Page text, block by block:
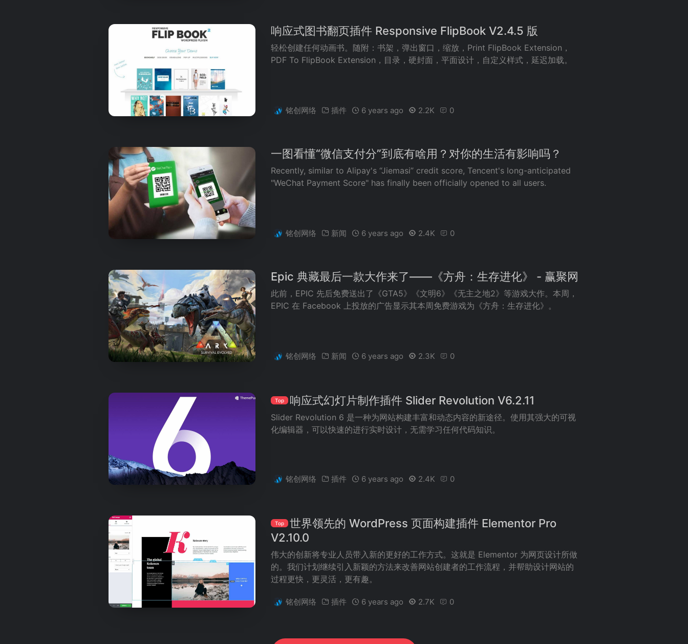
响应式图书翻页插件 Responsive FlipBook V2.4.5 版
铭创网络 插件 6 years ago 2.2K 0
轻松创建任何动画书。随附：书架，弹出窗口，缩放，Print FlipBook Extension，
PDF To FlipBook Extension，目录，硬封面，平面设计，自定义样式，延迟加载。
一图看懂“微信支付分”到底有啥用？对你的生活有影响吗？
铭创网络 新闻 6 years ago 2.4K 0
Recently, similar to Alipay's “Jiemasi” credit score, Tencent's long-anticipated
"WeChat Payment Score" has finally been officially opened to all users.
Epic 典藏最后一款大作来了——《方舟：生存进化》 - 赢聚网
铭创网络 新闻 6 years ago 2.3K 0
此前，EPIC 先后免费送出了《GTA5》《文明6》《无主之地2》等游戏大作。本周，
EPIC 在 Facebook 上投放的广告显示其本周免费游戏为《方舟：生存进化》。
Top 响应式幻灯片制作插件 Slider Revolution V6.2.11
铭创网络 插件 6 years ago 2.4K 0
Slider Revolution 6 是一种为网站构建丰富和动态内容的新途径。使用其强大的可视
化编辑器，可以快速的进行实时设计，无需学习任何代码知识。
Top
世界领先的 WordPress 页面构建插件 Elementor Pro
V2.10.0
铭创网络 插件 6 years ago 2.7K 0
伟大的创新将专业人员带入新的更好的工作方式。这就是 Elementor 为网页设计所做
的。我们计划继续引入新颖的方法来改善网站创建者的工作流程，并帮助设计网站的
过程更快，更灵活，更有趣。